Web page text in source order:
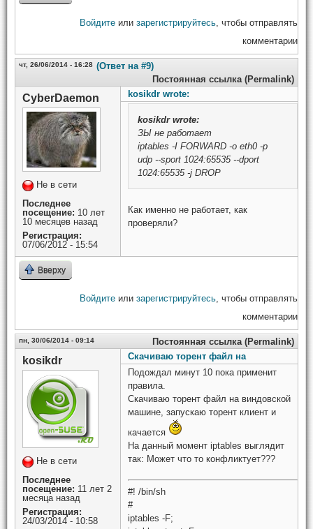
Войдите или зарегистрируйтесь, чтобы отправлять
комментарии
чт, 26/06/2014 - 16:28 (Ответ на #9)
Постоянная ссылка (Permalink)
CyberDaemon
Не в сети
Последнее
посещение: 10 лет
10 месяцев назад
Регистрация:
07/06/2012 - 15:54
kosikdr wrote:
kosikdrwrote:
ЗЫ не работает
iptables -I FORWARD -o eth0 -p
udp --sport 1024:65535 --dport
1024:65535 -j DROP
Как именно не работает, как
проверяли?
Вверху
Войдите или зарегистрируйтесь, чтобы отправлять
комментарии
пн, 30/06/2014 - 09:14 Постоянная ссылка (Permalink)
kosikdr
Не в сети
Последнее
посещение: 11 лет 2
месяца назад
Регистрация:
24/03/2014 - 10:58
Скачиваю торент файл на
Подождал минут 10 пока применит
правила.
Скачиваю торент файл на виндовской
машине, запускаю торент клиент и
качается
На данный момент iptables выглядит
так: Может что то конфликтует???
#! /bin/sh
#
iptables -F;